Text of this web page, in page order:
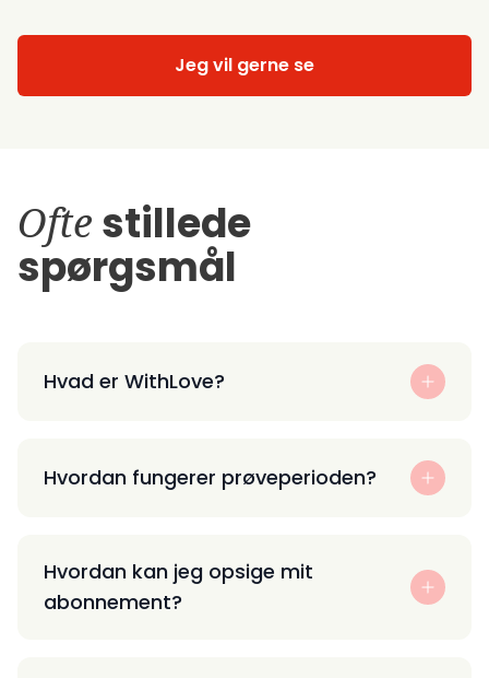
Jeg vil gerne se
Ofte stillede
spørgsmål
Hvad er WithLove?
Hvordan fungerer prøveperioden?
Hvordan kan jeg opsige mit
abonnement?